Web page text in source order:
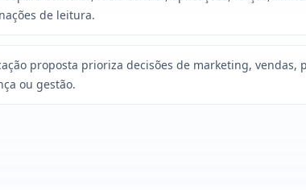
de leitura.
proposta prioriza decisões de marketing, vendas,
ou gestão.